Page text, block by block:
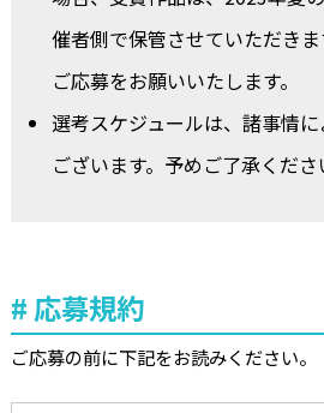
催者側で保管させていただき
ご応募をお願いいたします。
選考スケジュールは、諸事情
ございます。予めご了承くださ
応募規約
ご応募の前に下記をお読みください。